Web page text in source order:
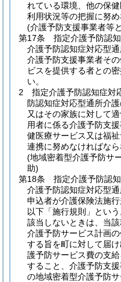
れている環境、他の保
利用状況等の把握に努め
(介護予防支援事業者等
第17条
指定介護予防認
介護予防認知症対応型
介護予防支援事業者そ
ビスを提供する者との
い。
2
指定介護予防認知症対
防認知症対応型通所介
又はその家族に対して
用者に係る介護予防支
健医療サービス又は福
連携に努めなければなら
(地域密着型介護予防サ
助)
第18条
指定介護予防認
介護予防認知症対応型
申込者が介護保険法施行
以下「施行規則」とい
該当しないときは、当
介護予防サービス計画
する旨を町に対して届
護予防サービス費の支
すること、介護予防支
の地域密着型介護予防